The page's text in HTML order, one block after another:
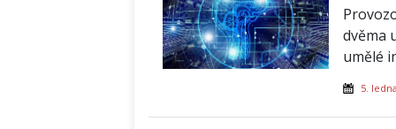
dvěma
umělé
5.